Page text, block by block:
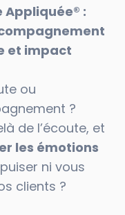
:
et impact
ou
?
de l’écoute, et
les émotions
ni vous
clients ?